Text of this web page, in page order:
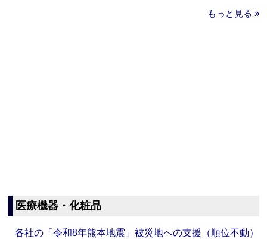
もっと見る »
医療機器・化粧品
各社の「令和8年熊本地震」被災地への支援（順位不動）